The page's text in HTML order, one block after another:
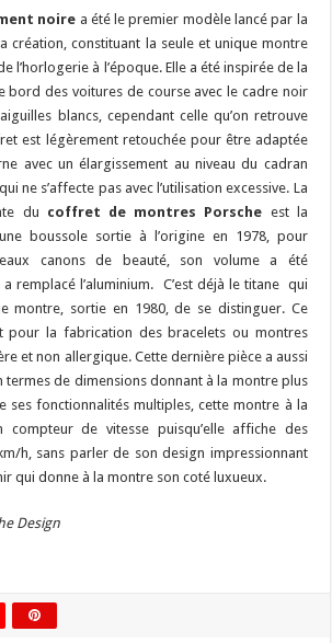
noire a été le premier modèle lancé par la
création, constituant la seule et unique montre
l’horlogerie à l’époque. Elle a été inspirée de la
bord des voitures de course avec le cadre noir
blancs, cependant celle qu’on retrouve
est légèrement retouchée pour être adaptée
avec un élargissement au niveau du cadran
ne s’affecte pas avec l’utilisation excessive. La
du coffret de montres Porsche est la
boussole sortie à l’origine en 1978, pour
canons de beauté, son volume a été
remplacé l’aluminium. C’est déjà le titane qui
montre, sortie en 1980, de se distinguer. Ce
pour la fabrication des bracelets ou montres
et non allergique. Cette dernière pièce a aussi
termes de dimensions donnant à la montre plus
ses fonctionnalités multiples, cette montre à la
compteur de vitesse puisqu’elle affiche des
h, sans parler de son design impressionnant
qui donne à la montre son coté luxueux.
Design